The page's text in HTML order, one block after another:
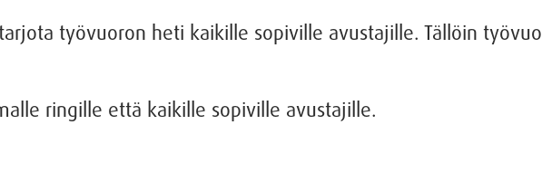
työvuoron heti kaikille sopiville avustajille. Tällöin
ringille että kaikille sopiville avustajille.